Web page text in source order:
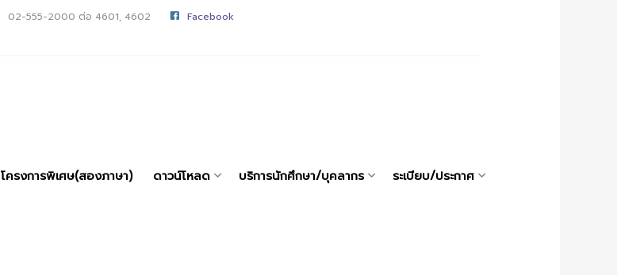
02-555-2000 ต่อ 4601, 4602
Facebook
โครงการพิเศษ(สองภาษา) ดาวน์โหลด บริการนักศึกษา/บุคลากร ระเบียบ/ประกาศ